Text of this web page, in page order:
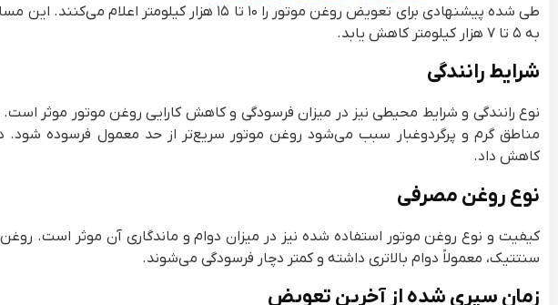
طی شده پیشنهادی برای تعویض روغن موتور را ۱۰ تا ۱۵
به ۵ تا ۷ هزار کیلومتر کاهش یابد.
شرایط رانندگی
نوع رانندگی و شرایط محیطی نیز در میزان فرسودگی و کاهش کارایی روغن موتور موثر است.
مناطق گرم و پرگردوغبار سبب می‌شود روغن موتور سریع‌تر از حد معمول فرسوده شود.
کاهش داد.
نوع روغن مصرفی
کیفیت و نوع روغن موتور استفاده شده نیز در میزان دوام و ماندگاری آن موثر است.
سنتتیک، معمولاً دوام بالاتری داشته و کمتر دچار فرسودگی می‌شوند.
زمان سپری شده از آخرین تعویض